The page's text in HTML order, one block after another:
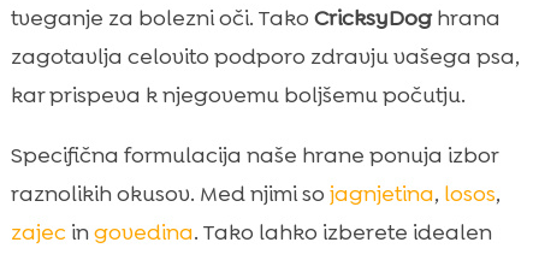
tveganje za bolezni oči. Tako CricksyDoghrana
zagotavlja celovito podporo zdravju vašega psa,
kar prispeva k njegovemu boljšemu počutju.
Specifična formulacija naše hrane ponuja izbor
raznolikih okusov. Med njimi so jagnjetina, losos,
zajec ingovedina. Tako lahko izberete idealen